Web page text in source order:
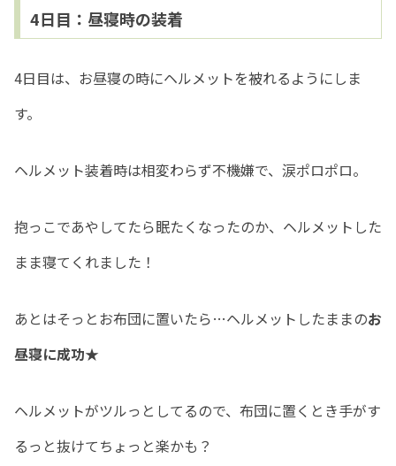
4日目：昼寝時の装着
4日目は、お昼寝の時にヘルメットを被れるようにしま
す。
ヘルメット装着時は相変わらず不機嫌で、涙ポロポロ。
抱っこであやしてたら眠たくなったのか、ヘルメットした
まま寝てくれました！
あとはそっとお布団に置いたら…ヘルメットしたままのお
昼寝に成功★
ヘルメットがツルっとしてるので、布団に置くとき手がす
るっと抜けてちょっと楽かも？